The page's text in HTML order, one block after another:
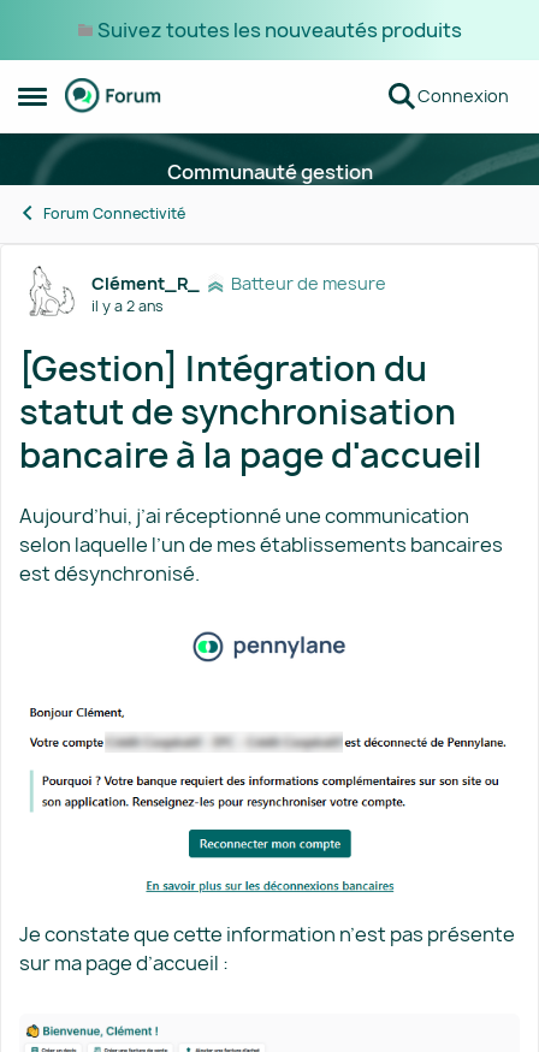
Suivez toutes les nouveautés produits
Ouvrir Menu Latéral
Passer au contenu Connexion
Communauté gestion
Forum Connectivité
Forum Discussion
Clément_R_ Batteur de mesure
il y a 2 ans
[Gestion] Intégration du
statut de synchronisation
bancaire à la page d'accueil
Aujourd’hui, j’ai réceptionné une communication
selon laquelle l’un de mes établissements bancaires
est désynchronisé.
Je constate que cette information n’est pas présente
sur ma page d’accueil :